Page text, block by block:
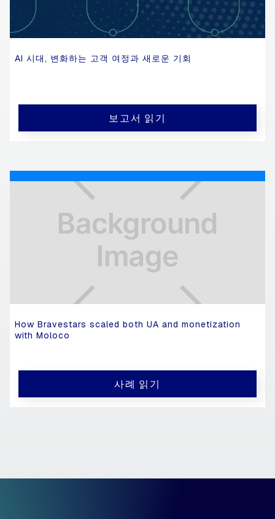
AI 시대, 변화하는 고객 여정과 새로운 기회
보고서 읽기
How Bravestars scaled both UA and monetization
with Moloco
사례 읽기